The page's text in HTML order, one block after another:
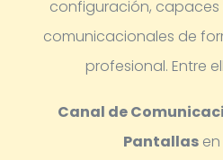
configuración,
comunicacionales de
profesional. Entre
Canal de
Pantallas